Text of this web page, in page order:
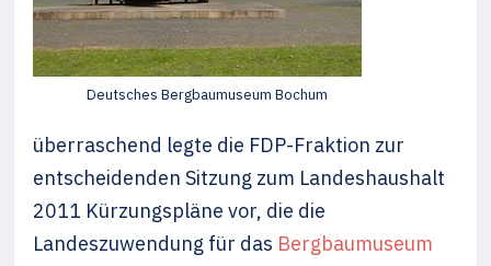
Deutsches Bergbaumuseum Bochum
überraschend legte die FDP-Fraktion zur
entscheidenden Sitzung zum Landeshaushalt
2011 Kürzungspläne vor, die die
Landeszuwendung für das Bergbaumuseum